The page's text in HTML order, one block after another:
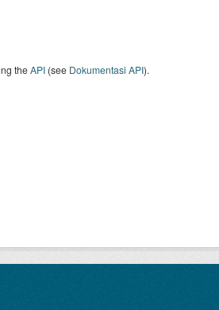
theAPI(see Dokumentasi API).